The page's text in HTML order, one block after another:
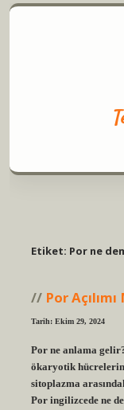
Etiket: Por ne
Por
Tarih: Ekim 29, 2024
Por ne anlama
ökaryotik
sitoplazma
Por ingilizcede ne